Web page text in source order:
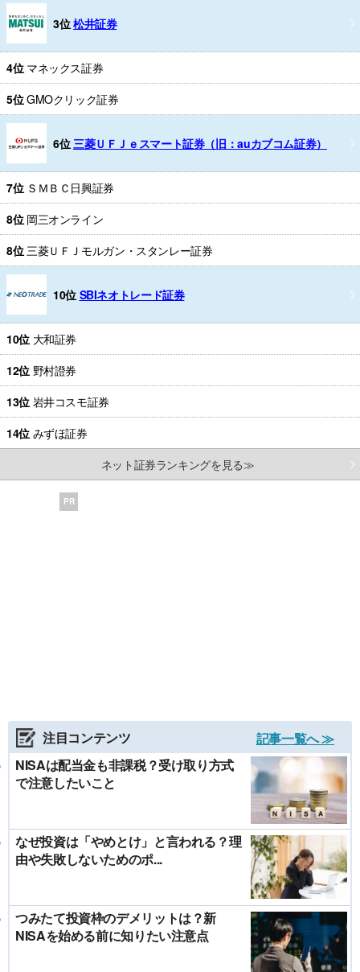
3位松井証券
4位 マネックス証券
5位GMOクリック証券
6位 三菱ＵＦＪｅスマート証券（旧：auカブコム証券）
7位 ＳＭＢＣ日興証券
8位 岡三オンライン
8位 三菱ＵＦＪモルガン・スタンレー証券
10位 SBIネオトレード証券
10位 大和証券
12位 野村證券
13位 岩井コスモ証券
14位 みずほ証券
ネット証券ランキングを見る≫
PR
注目コンテンツ
記事一覧へ ≫
NISAは配当金も非課税？受け取り方式
で注意したいこと
なぜ投資は「やめとけ」と言われる？理
由や失敗しないためのポ...
つみたて投資枠のデメリットは？新
NISAを始める前に知りたい注意点